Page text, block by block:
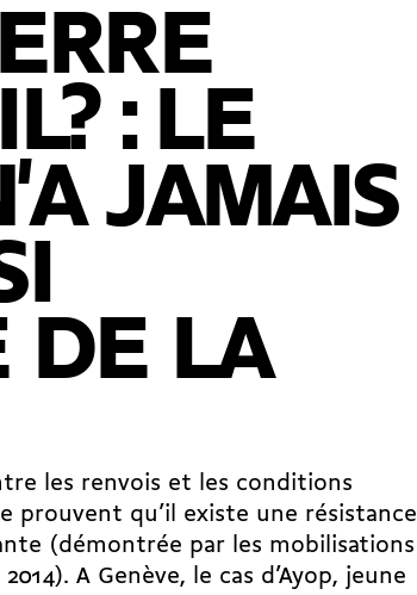
: LE
JAMAIS
DE LA
les renvois et les conditions
prouvent qu’il existe une résistance
(démontrée par les mobilisations
A Genève, le cas d’Ayop, jeune